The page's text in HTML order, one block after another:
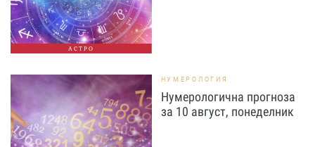
АСТРО
НУМЕРОЛОГИЯ
Нумерологична прогноза
за 10 август, понеделник